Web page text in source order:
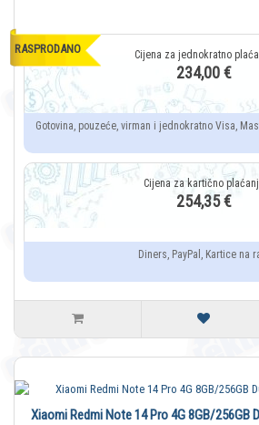
RASPRODANO
234,00 €
Gotovina, pouzeće, virman i jednokratno Visa,
254,35 €
Diners, PayPal, Kartice na
Xiaomi Redmi Note 14 Pro 4G 8GB/256GB